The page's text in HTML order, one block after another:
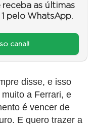
receba as últimas
pelo WhatsApp.
canal!
disse, e isso
a Ferrari, e
é vencer de
E quero trazer a